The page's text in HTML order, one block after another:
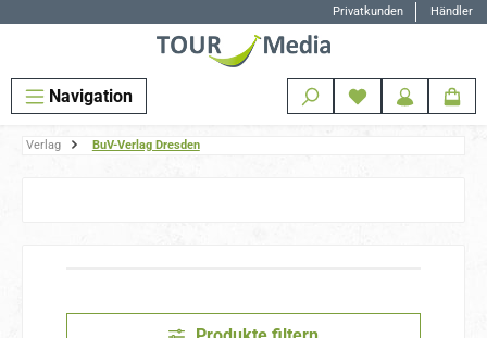
Zum Hauptinhalt springen Privatkunden Händler
Navigation
Verlag BuV-Verlag Dresden